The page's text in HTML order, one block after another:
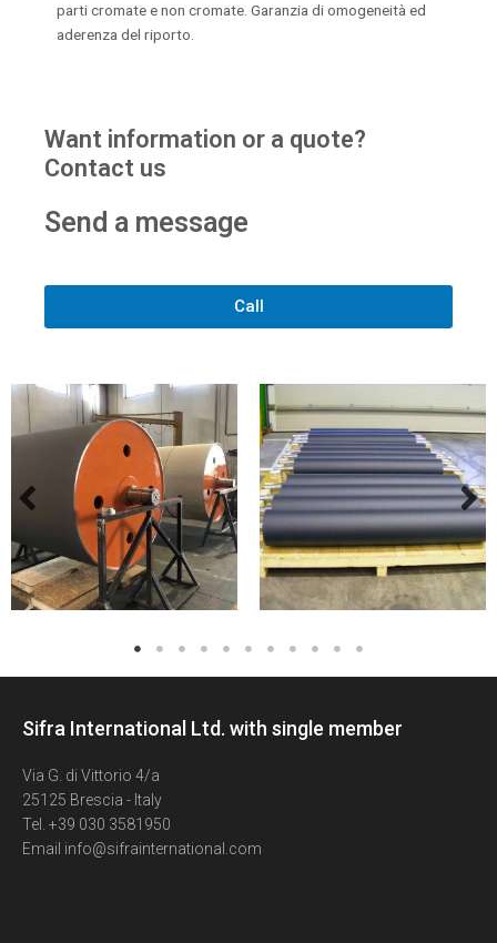
parti cromate e non cromate. Garanzia di omogeneità ed
aderenza del riporto.
Want information or a quote?
Contact us
Send a message
Call
Sifra International Ltd. with single member
Via G. di Vittorio 4/a
25125 Brescia - Italy
Tel. +39 030 3581950
Email info@sifrainternational.com